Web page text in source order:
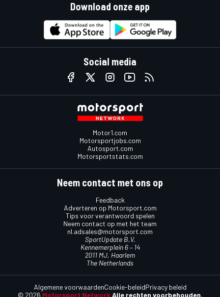
Download onze app
Social media
Motor1.com
Motorsportjobs.com
Autosport.com
Motorsportstats.com
Neem contact met ons op
Feedback
Adverteren op Motorsport.com
Tips voor verantwoord spelen
Neem contact op met het team
nl.adsales@motorsport.com
SportUpdate B.V.
Kennemerplein 6 – 14
2011 MJ, Haarlem
The Netherlands
© 2026 Motorsport Network Alle rechten voorbehouden.
Algemene voorwaardenCookie-beleidPrivacy beleid